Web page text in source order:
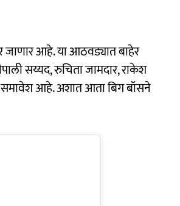
जाणार आहे. या आठवड्यात बाहेर
सय्यद, रुचिता जामदार, राकेश
समावेश आहे. अशात आता बिग बॉसने